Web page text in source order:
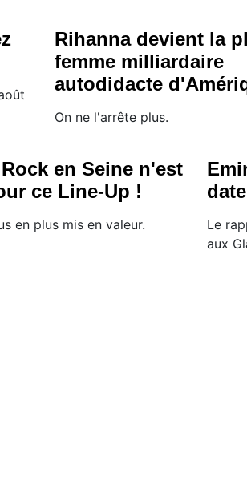
Rihanna devient la
femme milliardaire
autodidacte
On ne l'arrête plus.
en Seine n'est
ce Line-Up !
en plus mis en valeur.
Le
aux